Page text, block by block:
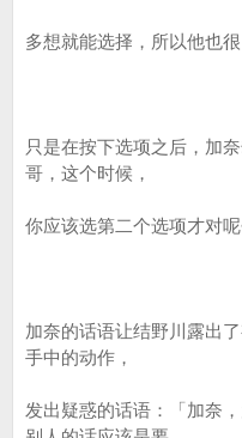
多想就能选择，所以他也
只是在按下选项之后，加
哥，这个时候，
你应该选第二个选项才对呢
加奈的话语让结野川露出
手中的动作，
发出疑惑的话语：「加奈